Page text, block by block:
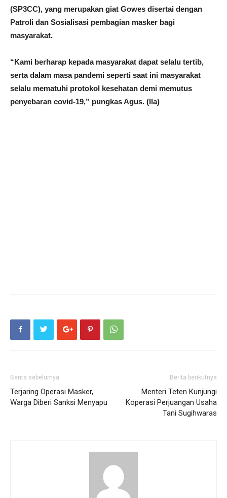
(SP3CC), yang merupakan giat Gowes disertai dengan
Patroli dan Sosialisasi pembagian masker bagi
masyarakat.
“Kami berharap kepada masyarakat dapat selalu tertib,
serta dalam masa pandemi seperti saat ini masyarakat
selalu mematuhi protokol kesehatan demi memutus
penyebaran covid-19,” pungkas Agus. (Ila)
Berita sebelumya
Terjaring Operasi Masker,
Warga Diberi Sanksi Menyapu
Berita berikutnya
Menteri Teten Kunjungi
Koperasi Perjuangan Usaha
Tani Sugihwaras